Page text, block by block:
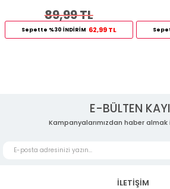
89,99 TL
Sepette %30 İNDİRİM 62,99 TL
E-BÜLTEN
Kampanyalarımızdan haber almak
İLETİŞİM